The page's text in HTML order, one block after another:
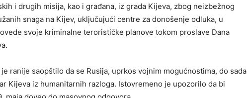
i drugih misija, kao i građana, iz grada Kijeva, zbog neizbežnog
snaga na Kijev, uključujući centre za donošenje odluka, u
svoje kriminalne terorističke planove tokom proslave Dana
ranije saopštilo da se Rusija, uprkos vojnim mogućnostima, do sada
Kijeva iz humanitarnih razloga. Istovremeno je upozorilo da bi